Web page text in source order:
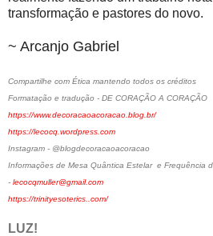
transformação e pastores do novo.
~ Arcanjo Gabriel
Compartilhe com Ética mantendo todos os créditos
Formatação e tradução - DE CORAÇÃO A CORAÇÃO
https://www.decoracaoacoracao.blog.br/
https://lecocq.wordpress.com
Instagram - @blogdecoracaoacoracao
Informações de Mesa Quântica Estelar e Frequência
- lecocqmuller@gmail.com
https://trinityesoterics..com/
LUZ!